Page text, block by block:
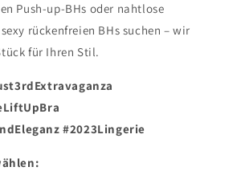
Push-up-BHs oder nahtlose
rückenfreien BHs suchen – wir
für Ihren Stil.
#2023Lingerie